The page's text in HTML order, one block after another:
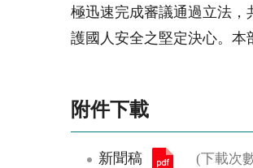
極迅速完成審議通過立法
護國人安全之堅定決心。本
附件下載
新聞稿 (下載次